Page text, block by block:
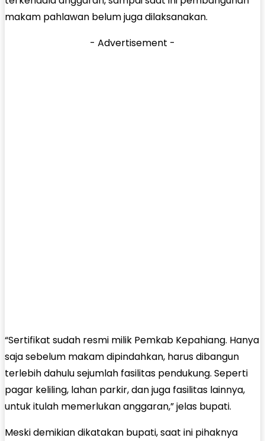
makam pahlawan belum juga dilaksanakan.
- Advertisement -
“Sertifikat sudah resmi milik Pemkab Kepahiang. Hanya
saja sebelum makam dipindahkan, harus dibangun
terlebih dahulu sejumlah fasilitas pendukung. Seperti
pagar keliling, lahan parkir, dan juga fasilitas lainnya,
untuk itulah memerlukan anggaran,” jelas bupati.
Meski demikian dikatakan bupati, saat ini pihaknya